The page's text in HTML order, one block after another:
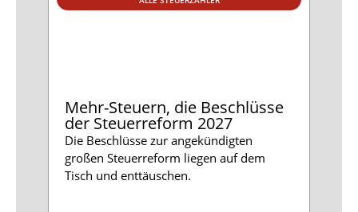
Mehr-Steuern, die Beschlüsse
der Steuerreform 2027
Die Beschlüsse zur angekündigten
großen Steuerreform liegen auf dem
Tisch und enttäuschen.